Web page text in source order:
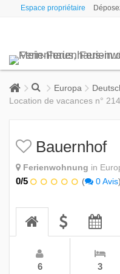
Espace propriétaire
Europa
Location de vacances n° 214
Bauernhof
Ferienwohnung in
0/5 ( 0 Avis)
6 3